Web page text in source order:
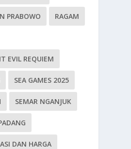
PRABOWO RAGAM
EVIL REQUIEM
SEA GAMES 2025
SEMAR NGANJUK
DAN HARGA